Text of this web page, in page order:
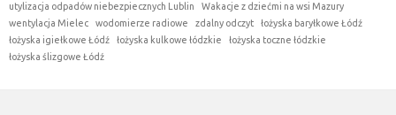
utylizacja odpadów niebezpiecznych Lublin
Wakacje z dziećmi na wsi Mazury
wentylacja Mielec
wodomierze radiowe zdalny odczyt
łożyska baryłkowe Łódź
łożyska igiełkowe Łódź
łożyska kulkowe łódzkie
łożyska toczne łódzkie
łożyska ślizgowe Łódź